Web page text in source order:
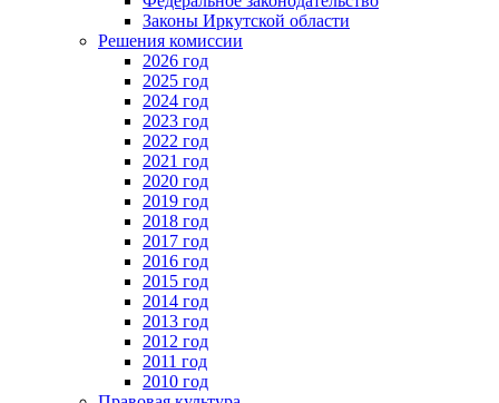
Законы Иркутской области
Решения комиссии
2026 год
2025 год
2024 год
2023 год
2022 год
2021 год
2020 год
2019 год
2018 год
2017 год
2016 год
2015 год
2014 год
2013 год
2012 год
2011 год
2010 год